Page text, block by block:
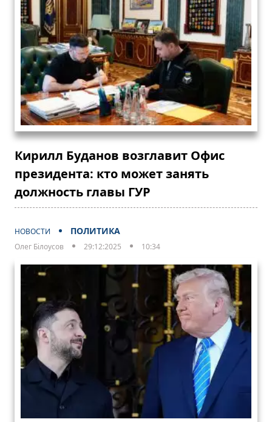
Кирилл Буданов возглавит Офис
президента: кто может занять
должность главы ГУР
НОВОСТИ ПОЛИТИКА
Олег Білоусов 29:12:2025 10:34